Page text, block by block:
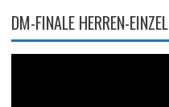
DM-FINALE HERREN-EINZEL